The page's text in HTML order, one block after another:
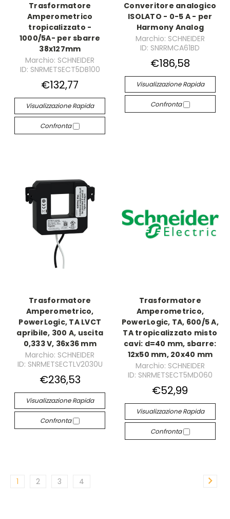
Trasformatore
Amperometrico
tropicalizzato -
1000/5A- per sbarre
38x127mm
Marchio: SCHNEIDER
ID: SNRMETSECT5DB100
€132,77
Visualizzazione Rapida
Confronta
Converitore analogico
ISOLATO - 0-5 A - per
Harmony Analog
Marchio: SCHNEIDER
ID: SNRRMCA61BD
€186,58
Visualizzazione Rapida
Confronta
Trasformatore
Amperometrico,
PowerLogic, TA LVCT
apribile, 300 A, uscita
0,333 V, 36x36 mm
Marchio: SCHNEIDER
ID: SNRMETSECTLV2030U
€236,53
Visualizzazione Rapida
Confronta
Trasformatore
Amperometrico,
PowerLogic, TA, 600/5 A,
TA tropicalizzato misto
cavi: d=40 mm, sbarre:
12x50 mm, 20x40 mm
Marchio: SCHNEIDER
ID: SNRMETSECT5MD060
€52,99
Visualizzazione Rapida
Confronta
1 2 3 4